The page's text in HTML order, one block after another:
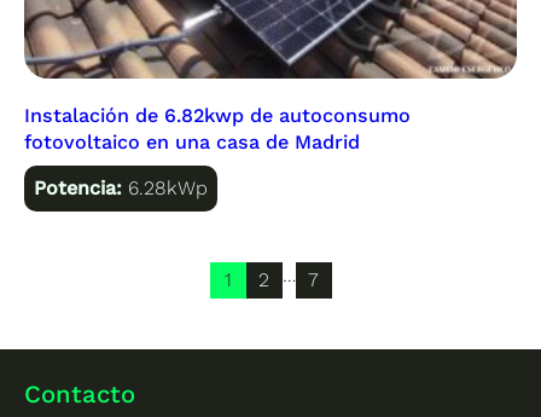
Instalación de 6.82kwp de autoconsumo
fotovoltaico en una casa de Madrid
Potencia: 6.28kWp
1 2 … 7
Contacto